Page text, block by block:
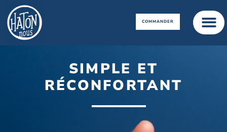
COMMANDER
SIMPLE ET
RÉCONFORTANT